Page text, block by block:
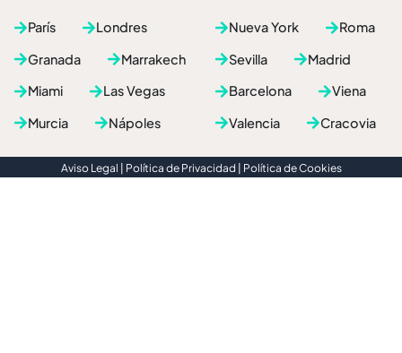
o
k
i
t
e
e
e
s
París
Londres
Granada
Marrakech
Nueva York
Roma
Sevilla
Madrid
Miami
Las Vegas
Murcia
Nápoles
Barcelona
Viena
Valencia
Cracovia
Aviso Legal Política de Privacidad Política de Cookies